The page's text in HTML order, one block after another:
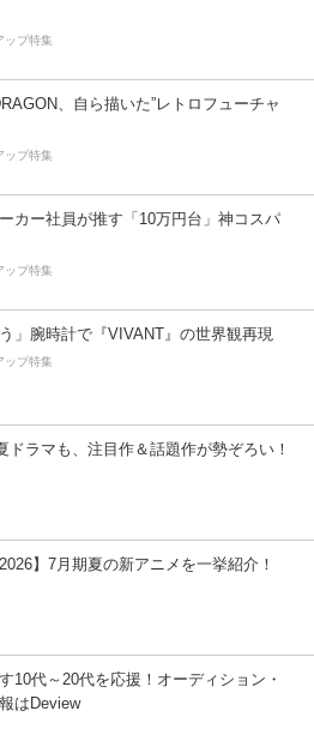
ップ特集
、自ら描いた”レトロフューチャ
ップ特集
ーカー社員が推す「10万円台」神コスパ
ップ特集
う」腕時計で『VIVANT』の世界観再現
ップ特集
ドラマも、注目作＆話題作が勢ぞろい！
】7月期夏の新アニメを一挙紹介！
10代～20代を応援！オーディション・
はDeview